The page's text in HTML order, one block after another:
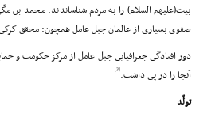
بیت(علیهم السلام) را به مردم شناساندند. محمد
صفوى بسیارى از عالمان جبل عامل همچون: محقق
دور افتادگى جغرافیایى جبل عامل از مرکز حکومت و
آنجا را در پى داشت.[3]
تولّد